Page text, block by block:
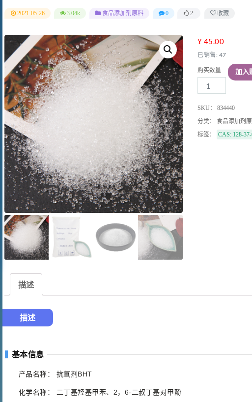
2021-05-26 3.04k 食品添加剂原料 0 2 收藏
¥ 45.00
已销售: 47
购买数量
剂
BHT
99.5%
加入
SKU：834440
分类：食品添加剂
标签：
CAS: 128-
描述
描述
基本信息
产品名称： 抗氧剂BHT
化学名称： 二丁基羟基甲苯、2，6-二叔丁基对甲酚
42 1 胍基乙酸 98%
2021-05-25 饲料添加剂原料